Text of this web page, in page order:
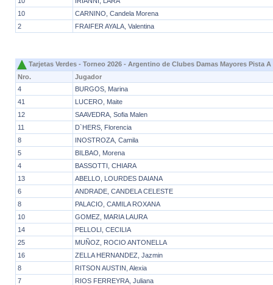
10
CARNINO, Candela Morena
2
FRAIFER AYALA, Valentina
Tarjetas Verdes - Torneo 2026 - Argentino de Clubes Damas Mayores Pista A
Nro.
Jugador
4
BURGOS, Marina
41
LUCERO, Maite
12
SAAVEDRA, Sofia Malen
11
D`HERS, Florencia
8
INOSTROZA, Camila
5
BILBAO, Morena
4
BASSOTTI, CHIARA
13
ABELLO, LOURDES DAIANA
6
ANDRADE, CANDELA CELESTE
8
PALACIO, CAMILA ROXANA
10
GOMEZ, MARIA LAURA
14
PELLOLI, CECILIA
25
MUÑOZ, ROCIO ANTONELLA
16
ZELLA HERNANDEZ, Jazmin
8
RITSON AUSTIN, Alexia
7
RIOS FERREYRA, Juliana